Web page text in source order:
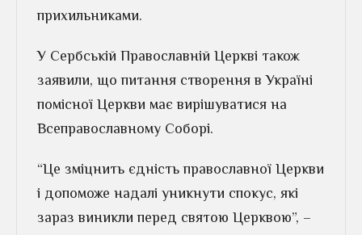
прихильниками.
У Сербській Православній Церкві також
заявили, що питання створення в Україні
помісної Церкви має вирішуватися на
Всеправославному Соборі.
“Це зміцнить єдність православної Церкви
і допоможе надалі уникнути спокус, які
зараз виникли перед святою Церквою”, –